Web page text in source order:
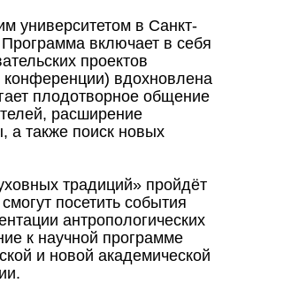
университетом в Санкт-
включает в себя
проектов
вдохновлена
плодотворное общение
расширение
а также поиск новых
традиций» пройдёт
посетить события
антропологических
к научной программе
и новой академической